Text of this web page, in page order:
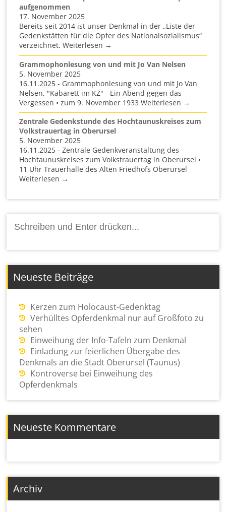
aufgenommen
17. November 2025
Bereits seit 2014 ist unser Denkmal in der „Liste der
Gedenkstätten für die Opfer des Nationalsozialismus“
verzeichnet. Weiterlesen →
Grammophonlesung von und mit Jo Van Nelsen
5. November 2025
16.11.2025 - Grammophonlesung von und mit Jo Van
Nelsen, "Kabarett im KZ" - Ein Abend gegen das
Vergessen • zum 9. November 1933 Weiterlesen →
Zentrale Gedenkstunde des Hochtaunuskreises zum
Volkstrauertag in Oberursel
5. November 2025
16.11.2025 - Zentrale Gedenkveranstaltung des
Hochtaunuskreises zum Volkstrauertag in Oberursel •
11 Uhr Trauerhalle des Alten Friedhofs Oberursel
Weiterlesen →
nach:
Neueste Beiträge
Kerzen zum Holocaust-Gedenktag
Verhülltes Opferdenkmal nur auf Großfoto zu
sehen
Einweihung der Info-Tafeln zum Denkmal
Einladung zur feierlichen Übergabe des
Denkmals an die Stadt Oberursel (Taunus)
Kontroverse bei Einweihung des
Opferdenkmals
Neueste Kommentare
Archiv